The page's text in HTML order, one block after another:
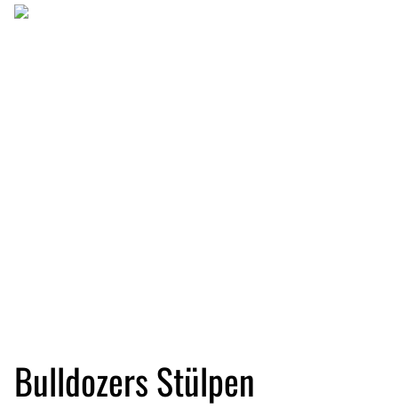
Bulldozers Stülpen